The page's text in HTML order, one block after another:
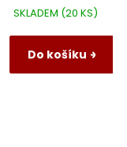
SKLADEM (20 KS)
Do košíku